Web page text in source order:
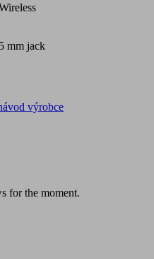
mm jack
výrobce
for the moment.